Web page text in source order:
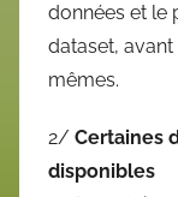
données et le
dataset,
mêmes.
2/ Certaines
disponibles